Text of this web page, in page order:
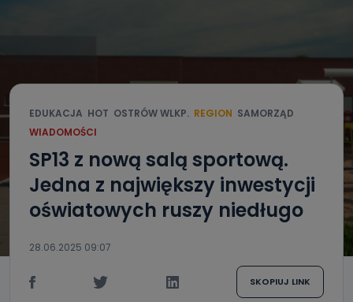
EDUKACJA HOT OSTRÓW WLKP. REGION SAMORZĄD
WIADOMOŚCI
SP13 z nową salą sportową.
Jedna z największy inwestycji
oświatowych ruszy niedługo
28.06.2025 09:07
SKOPIUJ LINK